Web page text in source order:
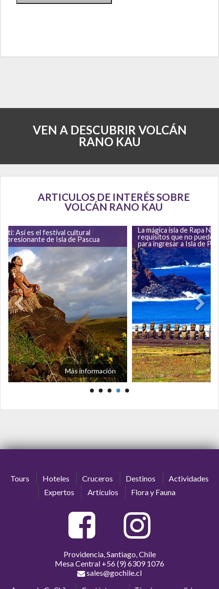
VEN A DESCUBRIR VOLCÁN
RANO KAU
ARTICULOS DE INTERÉS SOBRE
VOLCÁN RANO KAU
Así es el festival cultural
de Isla de Pascua
Más información
La mágica isla de Rapa
requisitos que no puedes
para ingresar a Isla de
Tours Hoteles Cruceros Destinos
Actividades
Expertos
Artículos Flora y Fauna
Providencia, Santiago, Chile
Mesa Central +56 (9) 6309 1076
sales@gochile.cl